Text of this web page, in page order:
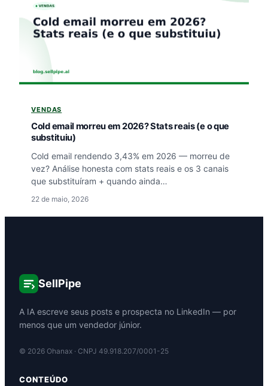
VENDAS
Cold email morreu em 2026? Stats reais (e o que
substituiu)
Cold email rendendo 3,43% em 2026 — morreu de
vez? Análise honesta com stats reais e os 3 canais
que substituíram + quando ainda…
22 de maio, 2026
SellPipe
A IA escreve seus posts e prospecta no LinkedIn — por
menos que um vendedor júnior.
© 2026 Ohanax · CNPJ 49.918.207/0001-25
CONTEÚDO